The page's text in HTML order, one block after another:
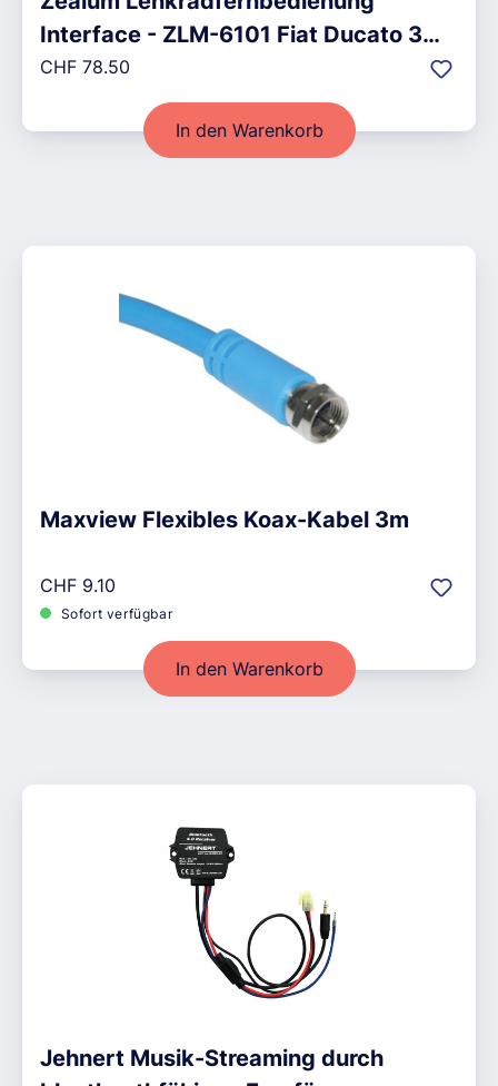
Interface - ZLM-6101 Fiat Ducato 3
_S7_
Regulärer Preis:
CHF 78.50
In den Warenkorb
Maxview Flexibles Koax-Kabel 3m
Regulärer Preis:
CHF 9.10
Sofort verfügbar
In den Warenkorb
Jehnert Musik-Streaming durch